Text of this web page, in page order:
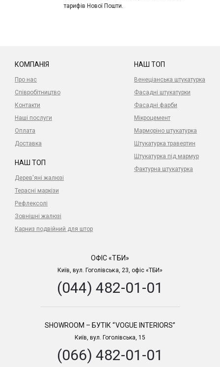
тарифів Нової Пошти.
КОМПАНІЯ
Про нас
Співробітництво
Контакти
Наші послуги
Оплата
Доставка
НАШ ТОП
Венеціанська штукатурка
Фасадні штукатурки
Фасадні фарби
Мікроцемент
Марморіно штукатурка
Штукатурка травертин
Штукатурка під мармур
Фактурна штукатурка
НАШ ТОП
Дерев'яні жалюзі
Терасні маркізи
Рефлексолі
Зовнішні жалюзі
Карниз подвійний для штор
ОФІС «ТБИ»
Київ, вул. Гоголівська, 23, офіс «ТБИ»
(044) 482-01-01
SHOWROOM – БУТІК “VOGUE INTERIORS”
Київ, вул. Гоголівська, 15
(066) 482-01-01